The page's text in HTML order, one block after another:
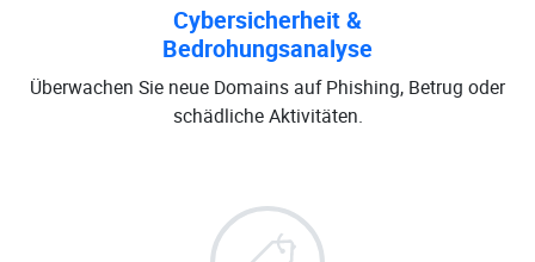
Cybersicherheit &
Bedrohungsanalyse
Überwachen Sie neue Domains auf Phishing, Betrug oder
schädliche Aktivitäten.